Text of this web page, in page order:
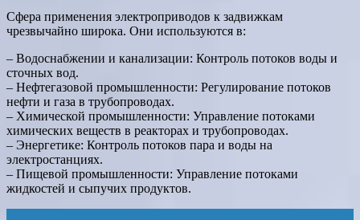
Сфера применения электроприводов к задвижкам
чрезвычайно широка. Они используются в:
– Водоснабжении и канализации: Контроль потоков воды и
сточных вод.
– Нефтегазовой промышленности: Регулирование потоков
нефти и газа в трубопроводах.
– Химической промышленности: Управление потоками
химических веществ в реакторах и трубопроводах.
– Энергетике: Контроль потоков пара и воды на
электростанциях.
– Пищевой промышленности: Управление потоками
жидкостей и сыпучих продуктов.